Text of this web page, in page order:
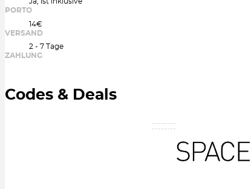
PORTO
14€
VERSAND
2 - 7 Tage
ZAHLUNG
Codes & Deals